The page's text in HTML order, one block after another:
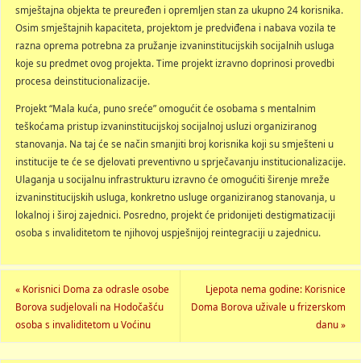
smještajna objekta te preuređen i opremljen stan za ukupno 24 korisnika.
Osim smještajnih kapaciteta, projektom je predviđena i nabava vozila te
razna oprema potrebna za pružanje izvaninstitucijskih socijalnih usluga
koje su predmet ovog projekta. Time projekt izravno doprinosi provedbi
procesa deinstitucionalizacije.
Projekt “Mala kuća, puno sreće” omogućit će osobama s mentalnim
teškoćama pristup izvaninstitucijskoj socijalnoj usluzi organiziranog
stanovanja. Na taj će se način smanjiti broj korisnika koji su smješteni u
institucije te će se djelovati preventivno u sprječavanju institucionalizacije.
Ulaganja u socijalnu infrastrukturu izravno će omogućiti širenje mreže
izvaninstitucijskih usluga, konkretno usluge organiziranog stanovanja, u
lokalnoj i široj zajednici. Posredno, projekt će pridonijeti destigmatizaciji
osoba s invaliditetom te njihovoj uspješnijoj reintegraciji u zajednicu.
«Korisnici Doma za odrasle osobe
Borova sudjelovali na Hodočašću
osoba s invaliditetom u Voćinu
Ljepota nema godine: Korisnice
Doma Borova uživale u frizerskom
danu»